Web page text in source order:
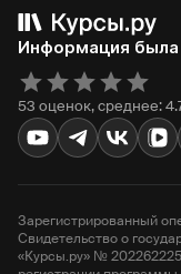
Информация была
53 оценок, среднее:
Зарегистрированный
Свидетельство о
«Курсы.ру» №